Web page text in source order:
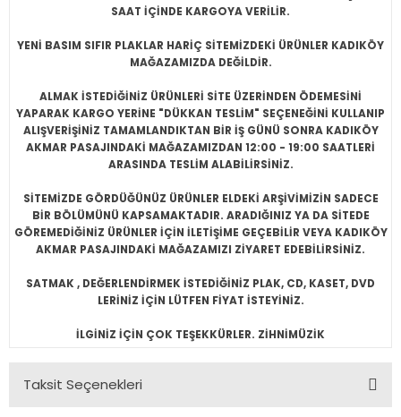
SAAT İÇİNDE KARGOYA VERİLİR.
YENİ BASIM SIFIR PLAKLAR HARİÇ SİTEMİZDEKİ ÜRÜNLER KADIKÖY
MAĞAZAMIZDA DEĞİLDİR.
ALMAK İSTEDİĞİNİZ ÜRÜNLERİ SİTE ÜZERİNDEN ÖDEMESİNİ
YAPARAK KARGO YERİNE "DÜKKAN TESLİM" SEÇENEĞİNİ KULLANIP
ALIŞVERİŞİNİZ TAMAMLANDIKTAN BİR İŞ GÜNÜ SONRA KADIKÖY
AKMAR PASAJINDAKİ MAĞAZAMIZDAN 12:00 - 19:00 SAATLERİ
ARASINDA TESLİM ALABİLİRSİNİZ.
SİTEMİZDE GÖRDÜĞÜNÜZ ÜRÜNLER ELDEKİ ARŞİVİMİZİN SADECE
BİR BÖLÜMÜNÜ KAPSAMAKTADIR. ARADIĞINIZ YA DA SİTEDE
GÖREMEDİĞİNİZ ÜRÜNLER İÇİN İLETİŞİME GEÇEBİLİR VEYA KADIKÖY
AKMAR PASAJINDAKİ MAĞAZAMIZI ZİYARET EDEBİLİRSİNİZ.
SATMAK , DEĞERLENDİRMEK İSTEDİĞİNİZ PLAK, CD, KASET, DVD
LERİNİZ İÇİN LÜTFEN FİYAT İSTEYİNİZ.
İLGİNİZ İÇİN ÇOK TEŞEKKÜRLER. ZİHNİMÜZİK
Taksit Seçenekleri